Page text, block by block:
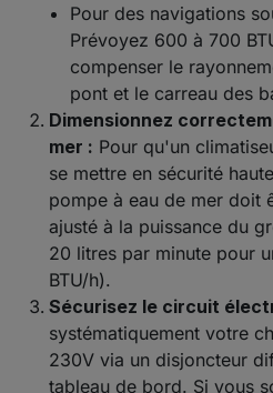
Pour des navigations
Prévoyez 600 à 700
compenser le
pont et le carreau des
Dimensionnez
mer : Pour qu'un
se mettre en sécurité
pompe à eau de mer doit
ajusté à la puissance du
20 litres par minute pour
BTU/h).
Sécurisez le circuit
systématiquement votre
230V via un disjoncteur
tableau de bord. Si vous